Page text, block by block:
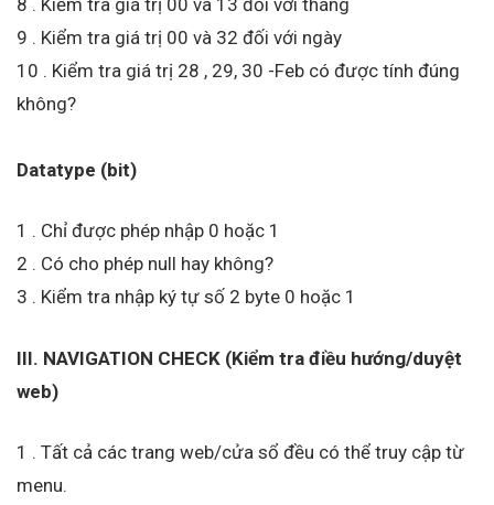
9 . Kiểm tra giá trị 00 và 32 đối với ngày
10 . Kiểm tra giá trị 28 , 29, 30 -Feb có được tính đúng
không?
Datatype (bit)
1 . Chỉ được phép nhập 0 hoặc 1
2 . Có cho phép null hay không?
3 . Kiểm tra nhập ký tự số 2 byte 0 hoặc 1
III. NAVIGATION CHECK (Kiểm tra điều hướng/duyệt
web)
1 . Tất cả các trang web/cửa sổ đều có thể truy cập từ
menu.